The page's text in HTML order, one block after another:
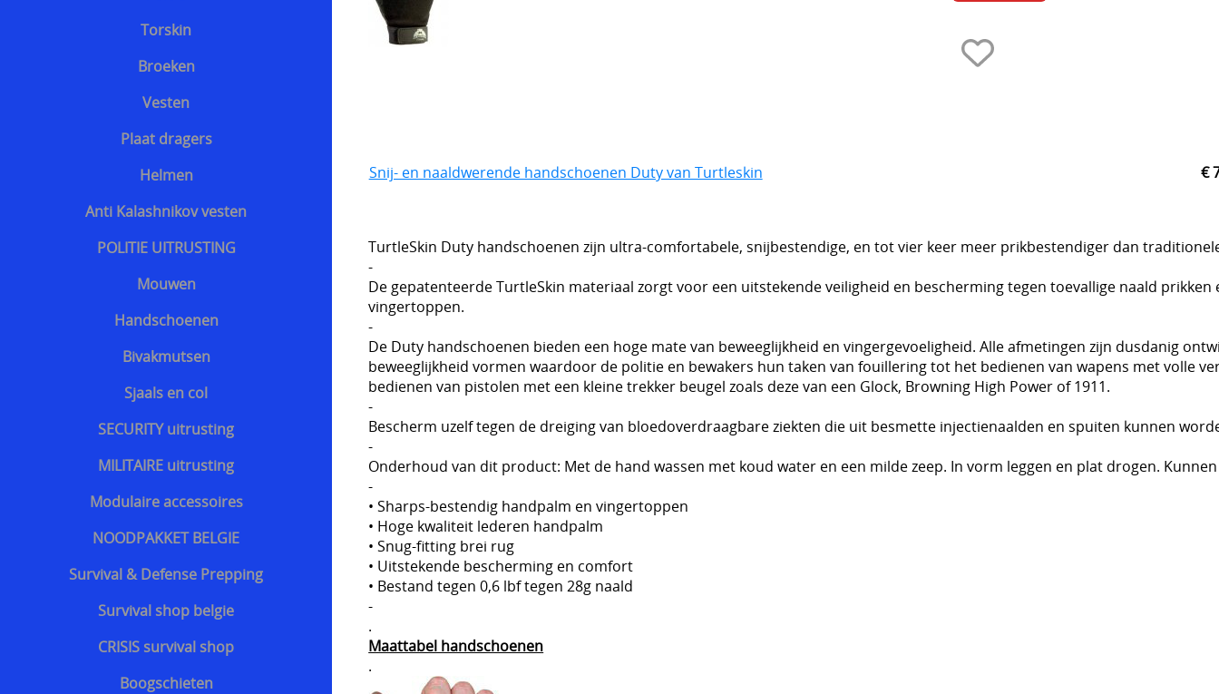
Torskin
Broeken
Vesten
Plaat dragers
Helmen
Anti Kalashnikov vesten
POLITIE UITRUSTING
Mouwen
Handschoenen
Bivakmutsen
Sjaals en col
SECURITY uitrusting
MILITAIRE uitrusting
Modulaire accessoires
NOODPAKKET BELGIE
Survival & Defense Prepping
Survival shop belgie
CRISIS survival shop
Boogschieten
Snij- en naaldwerende handschoenen Duty van Turtleskin €
TurtleSkin Duty handschoenen zijn ultra-comfortabele, snijbestendige, en tot vier keer meer prikbestendiger dan
-
De gepatenteerde TurtleSkin materiaal zorgt voor een uitstekende veiligheid en bescherming tegen toevallige naald
vingertoppen.
-
De Duty handschoenen bieden een hoge mate van beweeglijkheid en vingergevoeligheid. Alle afmetingen zijn dusdanig
beweeglijkheid vormen waardoor de politie en bewakers hun taken van fouillering tot het bedienen van wapens met volle
bedienen van pistolen met een kleine trekker beugel zoals deze van een Glock, Browning High Power of 1911.
-
Bescherm uzelf tegen de dreiging van bloedoverdraagbare ziekten die uit besmette injectienaalden en spuiten kunnen
-
Onderhoud van dit product: Met de hand wassen met koud water en een milde zeep. In vorm leggen en plat drogen.
-
• Sharps-bestendig handpalm en vingertoppen
• Hoge kwaliteit lederen handpalm
• Snug-fitting brei rug
• Uitstekende bescherming en comfort
• Bestand tegen 0,6 lbf tegen 28g naald
-
.
Maattabel handschoenen
.